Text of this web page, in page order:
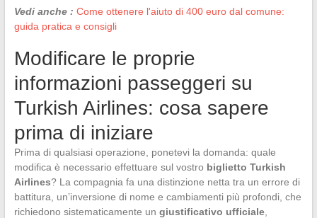
Vedi anche : Come ottenere l'aiuto di 400 euro dal comune:
guida pratica e consigli
Modificare le proprie
informazioni passeggeri su
Turkish Airlines: cosa sapere
prima di iniziare
Prima di qualsiasi operazione, ponetevi la domanda: quale
modifica è necessario effettuare sul vostro biglietto Turkish
Airlines? La compagnia fa una distinzione netta tra un errore di
battitura, un’inversione di nome e cambiamenti più profondi, che
richiedono sistematicamente un giustificativo ufficiale,